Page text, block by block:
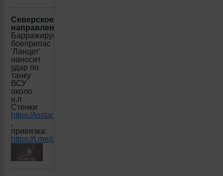
Северское
направление:
Барражирующий
боеприпас
'Ланцет'
наносит
удар по
танку
ВСУ
около
н.п
Стенки
https://lostarmour.info/news/
,
привязка:
https://t.me/creamy_caprice/4620